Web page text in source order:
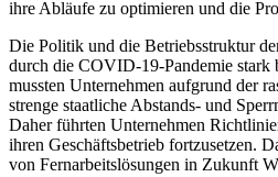
ihre Abläufe zu optimieren und die
Die Politik und die Betriebsstruktur
durch die COVID-19-Pandemie stark
mussten Unternehmen aufgrund der
strenge staatliche Abstands- und
Daher führten Unternehmen
ihren Geschäftsbetrieb fortzusetzen.
von Fernarbeitslösungen in Zukunft